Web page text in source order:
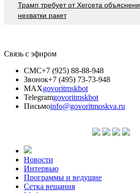
Трамп требует от Хегсета
нехватки ракет
Связь с эфиром
СМС+7 (925) 88-88-948
Звонок+7 (495) 73-73-948
MAXgovoritmskbot
Telegramgovoritmskbot
Письмоinfo@govoritmoskva.ru
Новости
Интервью
Программы и ведущие
Сетка вещания